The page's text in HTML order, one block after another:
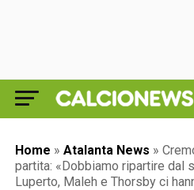
Home » Atalanta News »
partita: «Dobbiamo ripartire dal
Luperto, Maleh e Thorsby ci